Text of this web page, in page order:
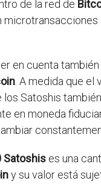
de la red de
microtransacciones
en cuenta
. A medida que el
los Satoshis
en moneda
Satoshis es una
y su valor está